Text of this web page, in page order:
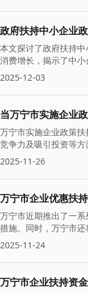
政府扶持中小企业
本文探讨了政府扶持
消费增长，揭示了中
2025-12-03
当万宁市实施企业
万宁市实施企业政策
竞争力及吸引投资等
造更加良好的经营环境。
2025-11-26
万宁市企业优惠扶
万宁市近期推出了一
措施。同时，万宁市
2025-11-24
万宁市企业扶持资